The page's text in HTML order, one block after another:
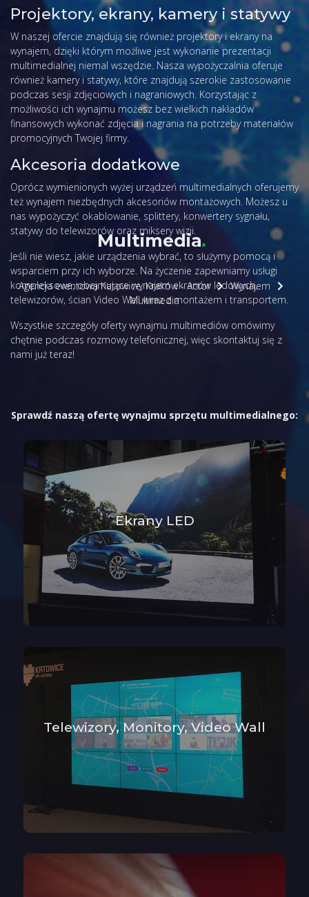
Multimedia.
Agencja eventowa Katowice, Kraków - Actor
Wynajem
Multimedia
Projektory, ekrany, kamery i statywy
W naszej ofercie znajdują się również projektory i ekrany na
wynajem, dzięki którym możliwe jest wykonanie prezentacji
multimedialnej niemal wszędzie. Nasza wypożyczalnia oferuje
również kamery i statywy, które znajdują szerokie zastosowanie
podczas sesji zdjęciowych i nagraniowych. Korzystając z
możliwości ich wynajmu możesz bez wielkich nakładów
finansowych wykonać zdjęcia i nagrania na potrzeby materiałów
promocyjnych Twojej firmy.
Akcesoria dodatkowe
Oprócz wymienionych wyżej urządzeń multimedialnych oferujemy
też wynajem niezbędnych akcesoriów montażowych. Możesz u
nas wypożyczyć okablowanie, splittery, konwertery sygnału,
statywy do telewizorów oraz miksery wizji.
Jeśli nie wiesz, jakie urządzenia wybrać, to służymy pomocą i
wsparciem przy ich wyborze. Na życzenie zapewniamy usługi
kompleksowe, obejmujące wynajem ekranów ledowych,
telewizorów, ścian Video Wall wraz z montażem i transportem.
Wszystkie szczegóły oferty wynajmu multimediów omówimy
chętnie podczas rozmowy telefonicznej, więc skontaktuj się z
nami już teraz!
Sprawdź naszą ofertę wynajmu sprzętu multimedialnego:
Ekrany LED
Telewizory, Monitory, Video Wall